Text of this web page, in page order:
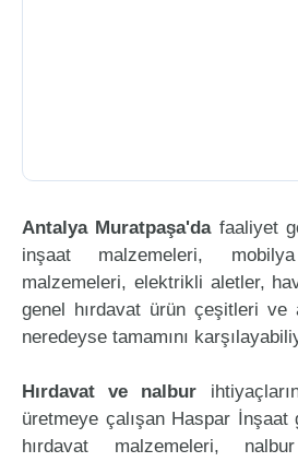
Antalya Muratpaşa'dafaaliyet
inşaat malzemeleri,
malzemeleri, elektrikli aletler,
genel hırdavat ürün çeşitleri ve
neredeyse tamamını
Hırdavat ve nalbur
üretmeye çalışan Haspar
hırdavat malzemeleri,